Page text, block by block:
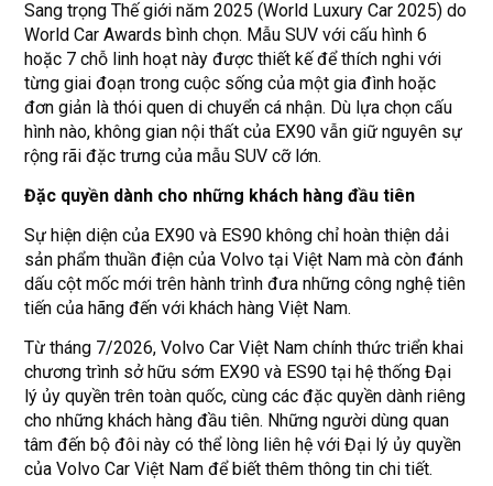
Sang trọng Thế giới năm 2025 (World Luxury Car 2025) do
World Car Awards bình chọn. Mẫu SUV với cấu hình 6
hoặc 7 chỗ linh hoạt này được thiết kế để thích nghi với
từng giai đoạn trong cuộc sống của một gia đình hoặc
đơn giản là thói quen di chuyển cá nhận. Dù lựa chọn cấu
hình nào, không gian nội thất của EX90 vẫn giữ nguyên sự
rộng rãi đặc trưng của mẫu SUV cỡ lớn.
Đặc quyền dành cho những khách hàng đầu tiên
Sự hiện diện của EX90 và ES90 không chỉ hoàn thiện dải
sản phẩm thuần điện của Volvo tại Việt Nam mà còn đánh
dấu cột mốc mới trên hành trình đưa những công nghệ tiên
tiến của hãng đến với khách hàng Việt Nam.
Từ tháng 7/2026, Volvo Car Việt Nam chính thức triển khai
chương trình sở hữu sớm EX90 và ES90 tại hệ thống Đại
lý ủy quyền trên toàn quốc, cùng các đặc quyền dành riêng
cho những khách hàng đầu tiên. Những người dùng quan
tâm đến bộ đôi này có thể lòng liên hệ với Đại lý ủy quyền
của Volvo Car Việt Nam để biết thêm thông tin chi tiết.